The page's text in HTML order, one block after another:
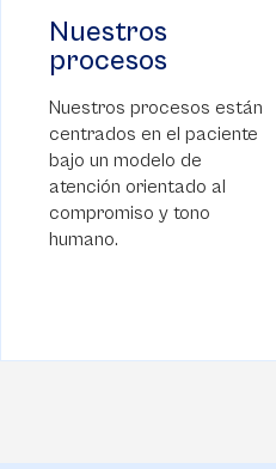
Nuestros
procesos
Nuestros procesos están
centrados en el paciente
bajo un modelo de
atención orientado al
compromiso y tono
humano.